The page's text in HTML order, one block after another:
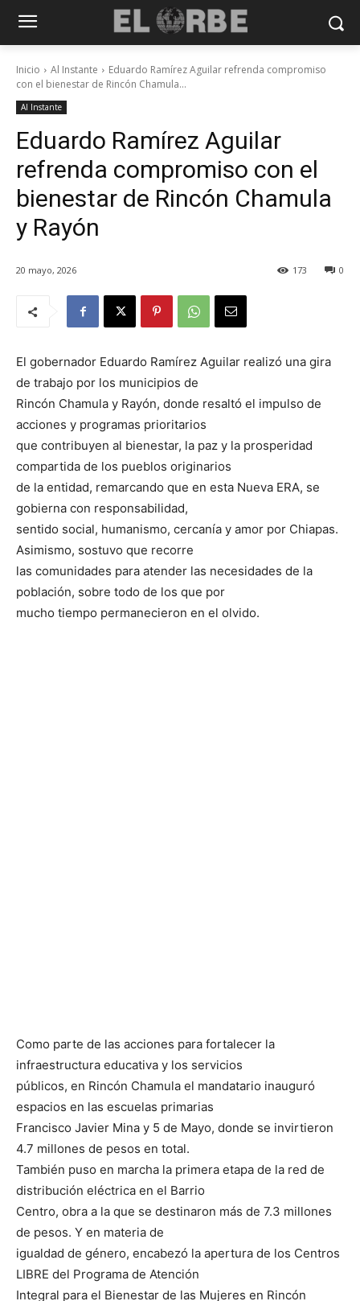
Inicio Al Instante
Eduardo Ramírez Aguilar refrenda compromiso
con el bienestar de Rincón Chamula...
Al Instante
Eduardo Ramírez Aguilar
refrenda compromiso con el
bienestar de Rincón Chamula
y Rayón
20 mayo, 2026 0
173
El gobernador Eduardo Ramírez Aguilar realizó una gira
de trabajo por los municipios de
Rincón Chamula y Rayón, donde resaltó el impulso de
acciones y programas prioritarios
que contribuyen al bienestar, la paz y la prosperidad
compartida de los pueblos originarios
de la entidad, remarcando que en esta Nueva ERA, se
gobierna con responsabilidad,
sentido social, humanismo, cercanía y amor por Chiapas.
Asimismo, sostuvo que recorre
las comunidades para atender las necesidades de la
población, sobre todo de los que por
mucho tiempo permanecieron en el olvido.
Como parte de las acciones para fortalecer la
infraestructura educativa y los servicios
públicos, en Rincón Chamula el mandatario inauguró
espacios en las escuelas primarias
Francisco Javier Mina y 5 de Mayo, donde se invirtieron
4.7 millones de pesos en total.
También puso en marcha la primera etapa de la red de
distribución eléctrica en el Barrio
Centro, obra a la que se destinaron más de 7.3 millones
de pesos. Y en materia de
igualdad de género, encabezó la apertura de los Centros
LIBRE del Programa de Atención
Integral para el Bienestar de las Mujeres en Rincón